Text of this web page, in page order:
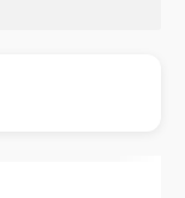
向法院聲請遭